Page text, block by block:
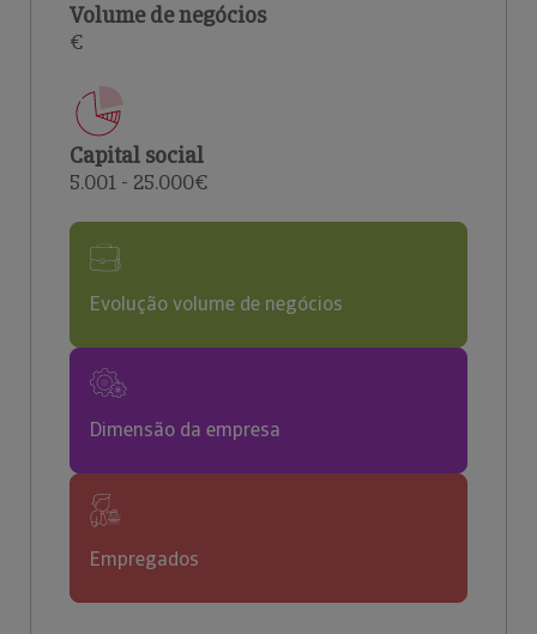
Volume de negócios
€
Capital social
5.001 - 25.000€
Evolução volume de negócios
Dimensão da empresa
Empregados